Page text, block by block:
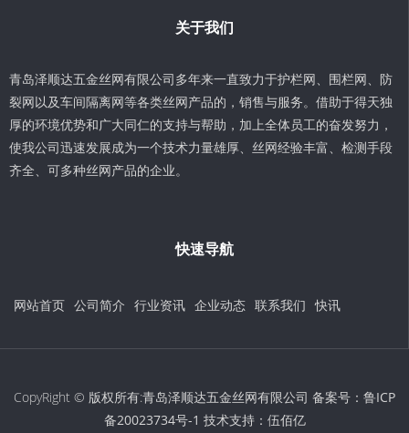
关于我们
青岛泽顺达五金丝网有限公司多年来一直致力于护栏网、围栏网、防
裂网以及车间隔离网等各类丝网产品的，销售与服务。借助于得天独
厚的环境优势和广大同仁的支持与帮助，加上全体员工的奋发努力，
使我公司迅速发展成为一个技术力量雄厚、丝网经验丰富、检测手段
齐全、可多种丝网产品的企业。
快速导航
网站首页 公司简介 行业资讯 企业动态 联系我们 快讯
CopyRight © 版权所有:青岛泽顺达五金丝网有限公司 备案号： 鲁ICP
备20023734号-1 技术支持： 伍佰亿